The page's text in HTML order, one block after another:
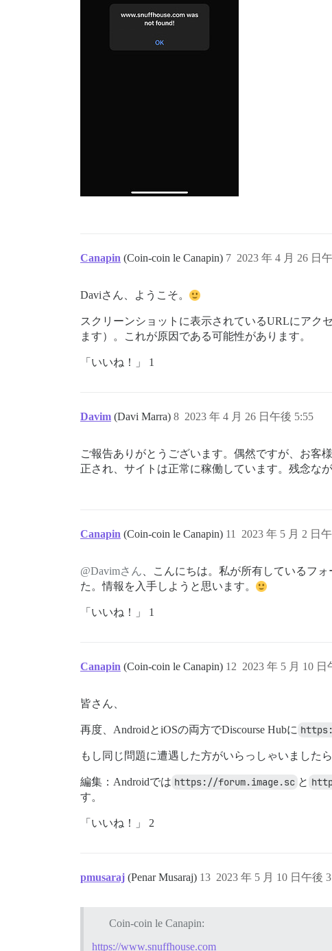
Canapin (Coin-coin le Canapin) 2023 年 4 月 26 日
7
Daviさん、ようこそ。
スクリーンショットに表示されているURLにアク
ます）。これが原因である可能性があります。
「いいね！」 1
Davim (Davi Marra) 2023 年 4 月 26 日午後 5:55
8
ご報告ありがとうございます。偶然ですが、お客
正され、サイトは正常に稼働しています。残念な
Canapin (Coin-coin le Canapin) 2023 年 5 月 2 日
11
@Davimさん 、こんにちは。私が所有しているフ
た。情報を入手しようと思います。
「いいね！」 1
Canapin (Coin-coin le Canapin) 2023 年 5 月 10 日
12
皆さん、
再度、AndroidとiOSの両方でDiscourse Hubに
もし同じ問題に遭遇した方がいらっしゃいました
編集：Androidでは https://forum.image.sc と
す。
「いいね！」 2
pmusaraj (Penar Musaraj) 2023 年 5 月 10 日午後
13
Coin-coin le Canapin:
https://www.snuffhouse.com